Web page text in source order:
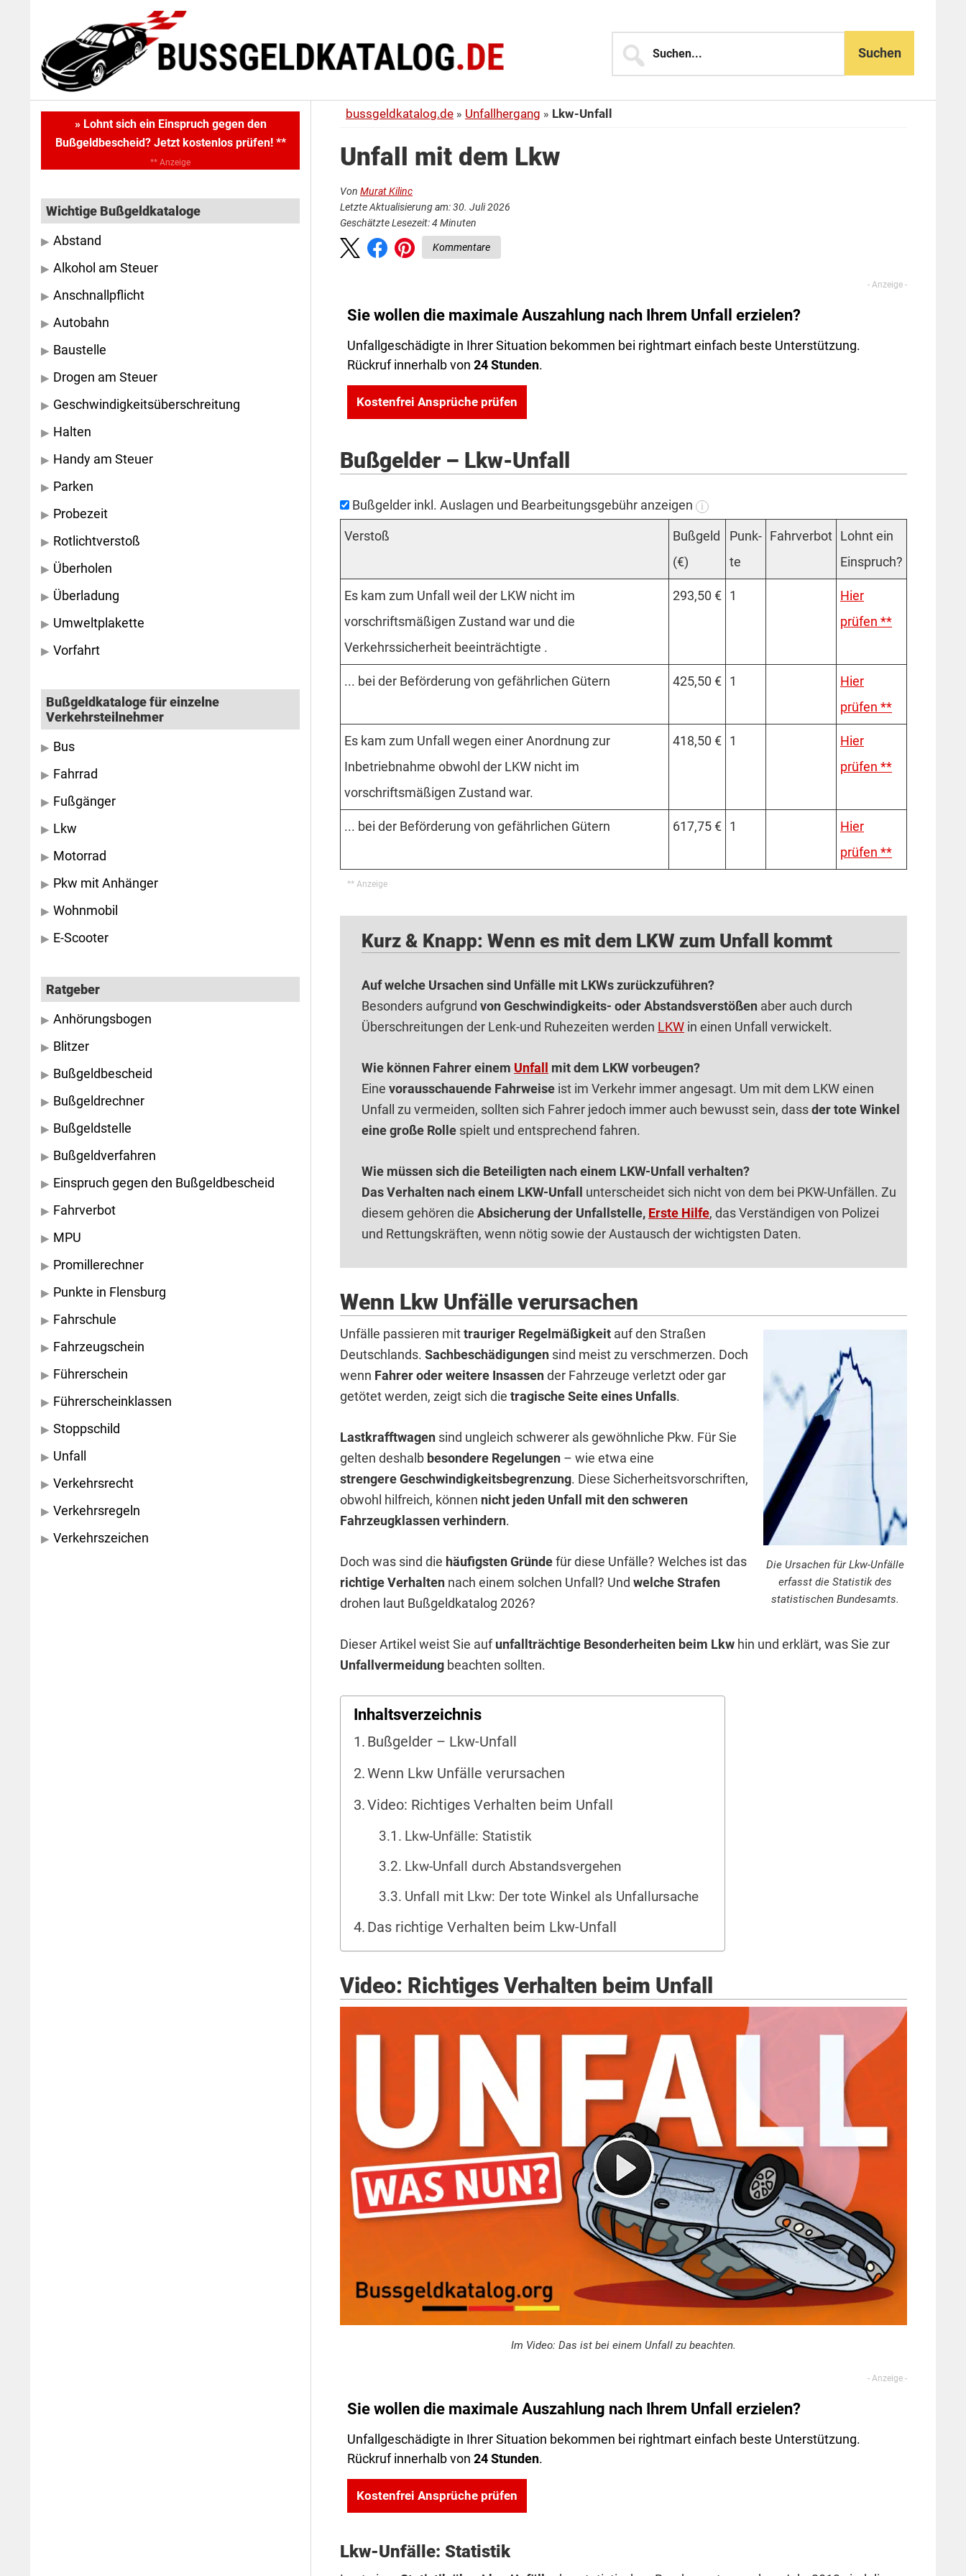
content
sidebar
bussgeldkatalog.de Unfallhergang Lkw-Unfall
Unfall mit dem Lkw
Von Murat Kilinc
Letzte Aktualisierung am: 30. Juli 2026
Geschätzte Lesezeit:4 Minuten
Kommentare
Sie wollen die maximale Auszahlung nach Ihrem Unfall erzielen?
Unfallgeschädigte in Ihrer Situation bekommen bei rightmart einfach beste Unterstützung.
Rückruf innerhalb von 24 Stunden.
Kostenfrei Ansprüche prüfen
Bußgelder – Lkw-Unfall
Bußgelder inkl. Auslagen und Bearbeitungsgebühr anzeigen i
Verstoß
Buß­geld
(€)
Punk­
te
Fahrverbot Lohnt ein
Einspruch?
Es kam zum Unfall weil der LKW nicht im
vorschriftsmäßigen Zustand war und die
Verkehrssicherheit beeinträchtigte .
293,50 € 1
Hier
prüfen **
... bei der Beförderung von gefährlichen Gütern 425,50 € 1
Hier
prüfen **
Es kam zum Unfall wegen einer Anordnung zur
Inbetriebnahme obwohl der LKW nicht im
vorschriftsmäßigen Zustand war.
418,50 € 1
Hier
prüfen **
... bei der Beförderung von gefährlichen Gütern 617,75 € 1
Hier
prüfen **
Kurz & Knapp: Wenn es mit dem LKW zum Unfall kommt
Auf welche Ursachen sind Unfälle mit LKWs zurückzuführen?
Besonders aufgrund von Geschwindigkeits- oder Abstandsverstößen aber auch durch
Überschreitungen der Lenk-und Ruhezeiten werden LKW in einen Unfall verwickelt.
Wie können Fahrer einem Unfall mit dem LKW vorbeugen?
Eine vorausschauende Fahrweise ist im Verkehr immer angesagt. Um mit dem LKW einen
Unfall zu vermeiden, sollten sich Fahrer jedoch immer auch bewusst sein, dassder tote Winkel
eine große Rolle spielt und entsprechend fahren.
Wie müssen sich die Beteiligten nach einem LKW-Unfall verhalten?
Das Verhalten nach einem LKW-Unfall unterscheidet sich nicht von dem bei PKW-Unfällen. Zu
diesem gehören die Absicherung der Unfallstelle, Erste Hilfe, das Verständigen von Polizei
und Rettungskräften, wenn nötig sowie der Austausch der wichtigsten Daten.
Wenn Lkw Unfälle verursachen
Die Ursachen für Lkw-Unfälle
erfasst die Statistik des
statistischen Bundesamts.
Unfälle passieren mittrauriger Regelmäßigkeit auf den Straßen
Deutschlands. Sachbeschädigungen sind meist zu verschmerzen. Doch
wenn Fahrer oder weitere Insassender Fahrzeuge verletzt oder gar
getötet werden, zeigt sich die tragische Seite eines Unfalls.
Lastkrafftwagen sind ungleich schwerer als gewöhnliche Pkw. Für Sie
gelten deshalb besondere Regelungen – wie etwa eine
strengere Geschwindigkeitsbegrenzung. Diese Sicherheitsvorschriften,
obwohl hilfreich, können nicht jeden Unfall mit den schweren
Fahrzeugklassen verhindern.
Doch was sind die häufigsten Gründefür diese Unfälle? Welches ist das
richtige Verhalten nach einem solchen Unfall? Und welche Strafen
drohen laut Bußgeldkatalog 2026?
Dieser Artikel weist Sie aufunfallträchtige Besonderheiten beim Lkw hin und erklärt, was Sie zur
Unfallvermeidung beachten sollten.
Inhaltsverzeichnis
Bußgelder – Lkw-Unfall
Wenn Lkw Unfälle verursachen
Video: Richtiges Verhalten beim Unfall
Lkw-Unfälle: Statistik
Lkw-Unfall durch Abstandsvergehen
Unfall mit Lkw: Der tote Winkel als Unfallursache
Das richtige Verhalten beim Lkw-Unfall
Video: Richtiges Verhalten beim Unfall
Im Video: Das ist bei einem Unfall zu beachten.
Sie wollen die maximale Auszahlung nach Ihrem Unfall erzielen?
Unfallgeschädigte in Ihrer Situation bekommen bei rightmart einfach beste Unterstützung.
Rückruf innerhalb von 24 Stunden.
Kostenfrei Ansprüche prüfen
Lkw-Unfälle: Statistik
Primary
Sidebar
» Lohnt sich ein Einspruch gegen den
Bußgeldbescheid? Jetzt kostenlos prüfen! **
** Anzeige
Wichtige Bußgeldkataloge
Abstand
Alkohol am Steuer
Anschnallpflicht
Autobahn
Baustelle
Drogen am Steuer
Geschwindigkeitsüberschreitung
Halten
Handy am Steuer
Parken
Probezeit
Rotlichtverstoß
Überholen
Überladung
Umweltplakette
Vorfahrt
Bußgeldkataloge für einzelne
Verkehrsteilnehmer
Bus
Fahrrad
Fußgänger
Lkw
Motorrad
Pkw mit Anhänger
Wohnmobil
E-Scooter
Ratgeber
Anhörungsbogen
Blitzer
Bußgeldbescheid
Bußgeldrechner
Bußgeldstelle
Bußgeldverfahren
Einspruch gegen den Bußgeldbescheid
Fahrverbot
MPU
Promillerechner
Punkte in Flensburg
Fahrschule
Fahrzeugschein
Führerschein
Führerscheinklassen
Stoppschild
Unfall
Verkehrsrecht
Verkehrsregeln
Verkehrszeichen